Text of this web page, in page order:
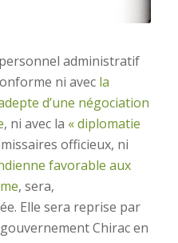
administratif
ni avec la
d’une négociation
, ni avec la « diplomatie
officieux, ni
favorable aux
, sera,
Elle sera reprise par
Chirac en